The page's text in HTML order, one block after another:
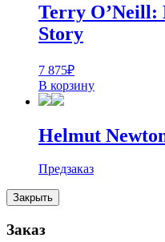
Terry O’Neill:
Story
7 875₽
В корзину
Helmut
Предзаказ
Закрыть
Заказ